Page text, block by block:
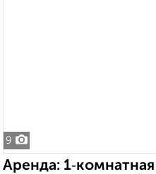
9
Аренда: